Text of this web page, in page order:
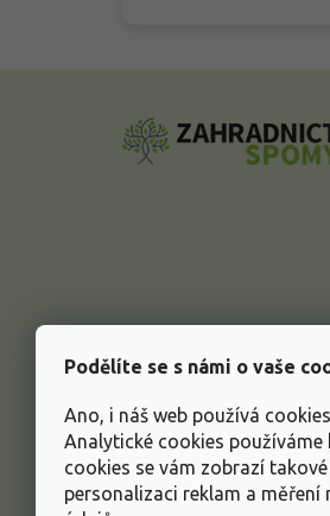
Podělíte se s námi o vaše
Ano, i náš web používá
Analytické cookies
cookies se vám zobrazí
personalizaci reklam a měření